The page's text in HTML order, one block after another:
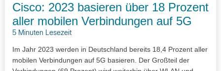
Cisco: 2023 basieren über 18 Prozent
aller mobilen Verbindungen auf 5G
5 Minuten Lesezeit
Im Jahr 2023 werden in Deutschland bereits 18,4 Prozent aller
mobilen Verbindungen auf 5G basieren. Der Großteil der